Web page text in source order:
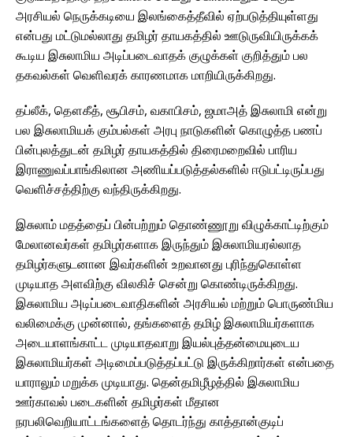
அரசியல் நெருக்கடியை இலங்கைத்தீவில் ஏற்படுத்தியுள்ளது
என்பது மட்டுமல்லாது தமிழர் தாயகத்தில் ஊடுருவியிருக்கக்
கூடிய இசுலாமிய அடிப்படைவாதக் குழுக்கள் குறித்தும் பல
தகவல்கள் வெளிவரக் காரணமாக மாறியிருக்கிறது.
தப்லீக், தௌகீத், சூபிசம், வகாபிசம், ஜமாஅத் இசுலாமி என்று
பல இசுலாமியக் கும்பல்கள் அரபு நாடுகளின் கொழுத்த பணப்
பின்புலத்துடன் தமிழர் தாயகத்தில் திரைமறைவில் பாரிய
இராணுவப்பாங்கிலான அணியப்படுத்தல்களில் ஈடுபட்டிருப்பது
வெளிச்சத்திற்கு வந்திருக்கிறது.
இசுலாம் மதத்தைப் பின்பற்றும் தொண்ணூறு விழுக்காட்டிற்கும்
மேலானவர்கள் தமிழர்களாக இருந்தும் இசுலாமியரல்லாத
தமிழர்களுடனான இவர்களின் உறவானது புரிந்துகொள்ள
முடியாத அளவிற்கு விலகிச் சென்று கொண்டிருக்கிறது.
இசுலாமிய அடிப்படைவாதிகளின் அரசியல் மற்றும் பொருண்மிய
வலிமைக்கு முன்னால், தங்களைத் தமிழ் இசுலாமியர்களாக
அடையாளங்காட்ட முடியாதவாறு இயல்புத்தன்மையுடைய
இசுலாமியர்கள் அடிமைப்படுத்தப்பட்டு இருக்கிறார்கள் என்பதை
யாராலும் மறுக்க முடியாது. தென்தமிழீழத்தில் இசுலாமிய
ஊர்காவல் படைகளின் தமிழர்கள் மீதான
நரபலிவெறியாட்டங்களைத் தொடர்ந்து காத்தான்குடிப்